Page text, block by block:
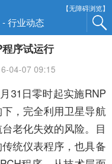
【无障碍浏览】
行业动态
序试运行
04-07 09:15
31日零时起实施RNP
，完全利用卫星导航
老化失效的风险。目
统仪表程序，也具备